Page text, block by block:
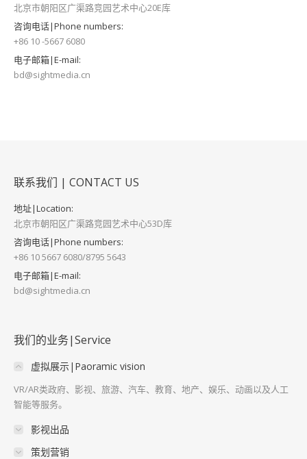
北京市朝阳区广渠路竞园艺术中心20E库
咨询电话|Phone numbers:
+86 10 -5667 6080
电子邮箱|E-mail:
bd@sightmedia.cn
联系我们 | CONTACT US
地址|Location:
北京市朝阳区广渠路竞园艺术中心53D库
咨询电话|Phone numbers:
+86 10 5667 6080/8795 5643
电子邮箱|E-mail:
bd@sightmedia.cn
我们的业务|Service
虚拟展示|Paoramic vision
VR/AR类政府、影视、旅游、汽车、教育、地产、娱乐、动画以及人工
智能等服务。
影视出品
策划营销